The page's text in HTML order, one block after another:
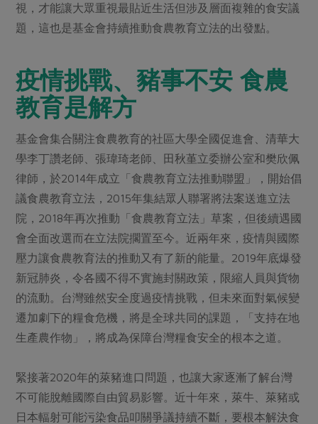
美妝保養 個人清潔
防災用品
優惠專區
素食專區
樂齡友善
主題食譜
年菜食譜
養身食補
節慶大餐
高麗菜海鮮煎餅
2024農業發展計畫年度報告
把最好的台灣味帶回家！
生活者e週報
綠主張月刊
典藏閱覽室
社務專區
最新消息
媒體報導
下載專區
地區活動
社務會議 地區活動
活動報下載
視，才能讓大眾重視最貼近生活但涉及層面複雜的食安議
題，這也是基金會持續推動食農教育立法的出發點。
疫情挑戰、豬事不安 食農
教育是解方
基金會集合關注食農教育的社區大學全國促進會、清華大
學李丁讚老師、張瑋琦老師、田秋堇立委辦公室和樊欣佩
律師，於2014年成立「食農教育立法推動聯盟」，開始倡
議食農教育立法，2015年集結眾人聯署將法案送進立法
院，2018年再次推動「食農教育立法」草案，但後續遇國
會全面改選而在立法院擱置至今。近兩年來，疫情與國際
壓力讓食農教育法的推動又有了新的能量。2019年底爆發
新冠肺炎，令各國不得不實施封關政策，限縮人員與貨物
的流動。台灣雖然安全度過疫情挑戰，但未來面對氣候變
遷加劇下的糧食危機，將是全球共同的課題，「支持在地
生產農作物」，將成為保障台灣糧食安全的根本之道。
緊接著2020年的萊豬進口問題，也讓大家逐漸了解台灣
不可能脫離國際自由貿易影響。近十年來，萊牛、萊豬或
日本輻射可能污染食品叩關爭議持續不斷，要根本解決食